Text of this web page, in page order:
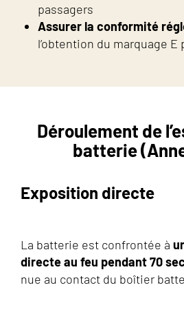
passagers
Assurer la conformité
l’obtention du marquage E
Déroulement de
batterie
Exposition directe
La batterie est confrontée à
directe au feu pendant 70
nue au contact du boîtier